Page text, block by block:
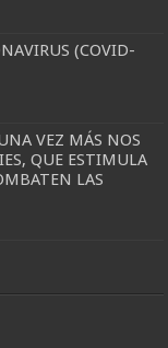
(COVID-
VEZ MÁS NOS
QUE ESTIMULA
LAS